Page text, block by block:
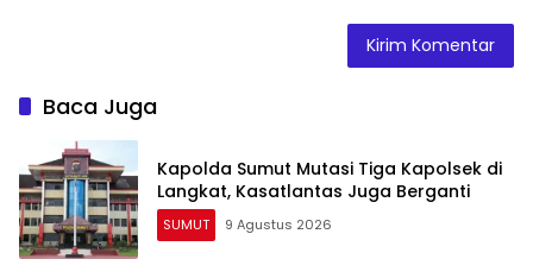
Baca Juga
Kapolda Sumut Mutasi Tiga Kapolsek di
Langkat, Kasatlantas Juga Berganti
SUMUT 9 Agustus 2026